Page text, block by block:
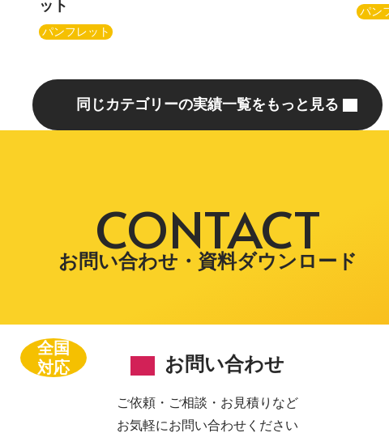
ット
パンフレット
パン
同じカテゴリーの実績一覧をもっと見る
CONTACT
お問い合わせ・資料ダウンロード
全国
対応
お問い合わせ
ご依頼・ご相談・お見積りなど
お気軽にお問い合わせください